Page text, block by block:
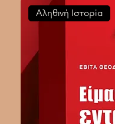
Αληθινή Ιστορία